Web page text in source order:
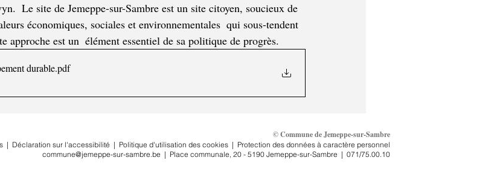
Le site de Jemeppe-sur-Sambre est un site citoyen, soucieux de
économiques, sociales et environnementales  qui sous-tendent
approche est un  élément essentiel de sa politique de progrès.
durable.pdf
© Commune de Jemeppe-sur-Sambre
| Déclaration sur l'accessibilité | Politique d'utilisation des cookies | Protection des données à caractère personnel
commune@jemeppe-sur-sambre.be | Place communale, 20 - 5190 Jemeppe-sur-Sambre | 071/75.00.10